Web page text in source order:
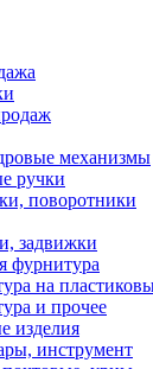
механизмы
ручки
поворотники
задвижки
фурнитура
на
и прочее
изделия
инструмент